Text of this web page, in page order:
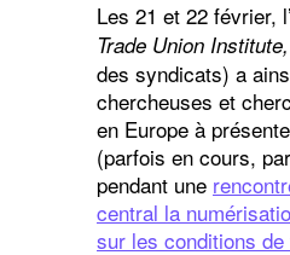
Les 21 et 22 février,
Trade Union Institute,
des syndicats) a
chercheuses et
en Europe à
(parfois en cours,
pendant une
central la
sur les conditions